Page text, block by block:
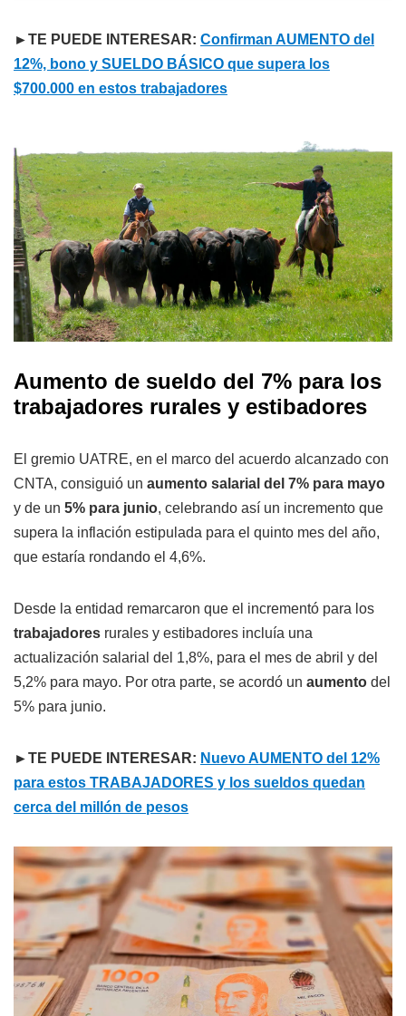
►TE PUEDE INTERESAR: Confirman AUMENTO del
12%, bono y SUELDO BÁSICO que supera los
$700.000 en estos trabajadores
Aumento de sueldo del 7% para los
trabajadores rurales y estibadores
El gremio UATRE, en el marco del acuerdo alcanzado con
CNTA, consiguió un aumento salarial del 7% para mayo
y de un 5% para junio, celebrando así un incremento que
supera la inflación estipulada para el quinto mes del año,
que estaría rondando el 4,6%.
Desde la entidad remarcaron que el incrementó para los
trabajadores rurales y estibadores incluía una
actualización salarial del 1,8%, para el mes de abril y del
5,2% para mayo. Por otra parte, se acordó un aumento del
5% para junio.
►TE PUEDE INTERESAR: Nuevo AUMENTO del 12%
para estos TRABAJADORES y los sueldos quedan
cerca del millón de pesos